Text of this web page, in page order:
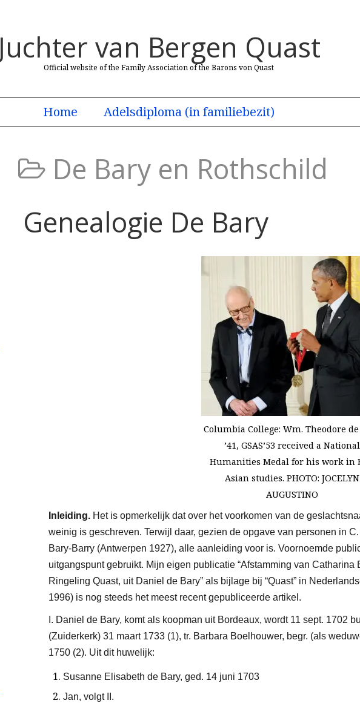
Juchter van Bergen Quast
Official website of the Family Association of the Barons von Quast
Home Adelsdiploma (in familiebezit)
De Bary en Rothschild
Genealogie De Bary
Columbia College: Wm. Theodore
’41, GSAS’53 received a National
Humanities Medal for his work in
Asian studies. PHOTO: JOCELYN
AUGUSTINO
Inleiding. Het is opmerkelijk dat over het voorkomen van de
weinig is geschreven. Terwijl daar, gezien de opgave van personen in
Bary-Barry (Antwerpen 1927), alle aanleiding voor is. Voornoemde
uitgangspunt gebruikt. Mijn eigen publicatie “Afstamming van
Ringeling Quast, uit Daniel de Bary” als bijlage bij “Quast” in
1996) is nog steeds het meest recent gepubliceerde artikel.
I. Daniel de Bary, komt als koopman uit Bordeaux, wordt 11 sept. 1702
(Zuiderkerk) 31 maart 1733(1), tr. Barbara Boelhouwer, begr. (als
1750 (2). Uit dit huwelijk:
Susanne Elisabeth de Bary, ged. 14 juni 1703
Jan, volgt II.